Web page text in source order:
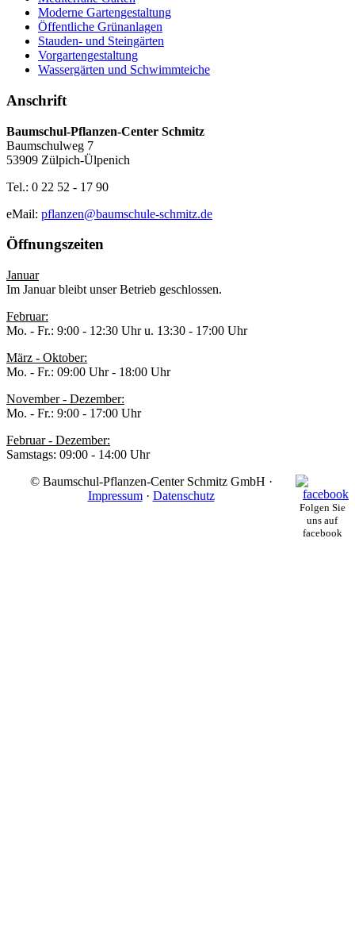
Moderne Gartengestaltung
Öffentliche Grünanlagen
Stauden- und Steingärten
Vorgartengestaltung
Wassergärten und Schwimmteiche
Anschrift
Baumschul-Pflanzen-Center Schmitz
Baumschulweg 7
53909 Zülpich-Ülpenich
Tel.: 0 22 52 - 17 90
eMail: pflanzen@baumschule-schmitz.de
Öffnungszeiten
Januar
Im Januar bleibt unser Betrieb geschlossen.
Februar:
Mo. - Fr.: 9:00 - 12:30 Uhr u. 13:30 - 17:00 Uhr
März - Oktober:
Mo. - Fr.: 09:00 Uhr - 18:00 Uhr
November - Dezember:
Mo. - Fr.: 9:00 - 17:00 Uhr
Februar - Dezember:
Samstags: 09:00 - 14:00 Uhr
Folgen Sie
uns auf
facebook
© Baumschul-Pflanzen-Center Schmitz GmbH ·
Impressum· Datenschutz